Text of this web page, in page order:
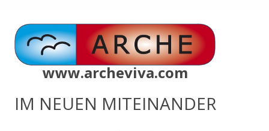
www.archeviva.com
IM NEUEN MITEINANDER